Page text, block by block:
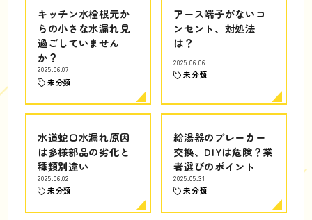
キッチン水栓根元か
らの小さな水漏れ見
過ごしていません
か？
2025.06.07
未分類
アース端子がないコ
ンセント、対処法
は？
2025.06.06
未分類
水道蛇口水漏れ原因
は多様部品の劣化と
種類別違い
2025.06.02
未分類
給湯器のブレーカー
交換、DIYは危険？業
者選びのポイント
2025.05.31
未分類